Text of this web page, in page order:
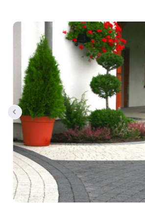
Combet Śląsk
Tral-Słupex Śląsk
BRUK SA Śląsk
KOST-BET Śląsk
Bruk Sp. z o.o. Śląsk
DREWBET Śląsk
Goliat Gres Śląsk
KONTAKT